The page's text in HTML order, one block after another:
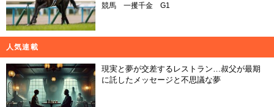
競馬 一攫千金 G1
人気連載
現実と夢が交差するレストラン…叔父が最期
に託したメッセージと不思議な夢